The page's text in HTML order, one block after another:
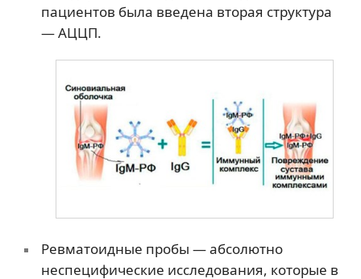
пациентов была введена вторая структура
— АЦЦП.
Ревматоидные пробы — абсолютно
неспецифические исследования, которые в